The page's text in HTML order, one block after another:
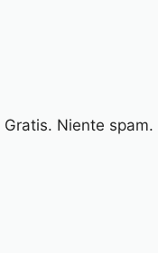
Gratis. Niente spam.